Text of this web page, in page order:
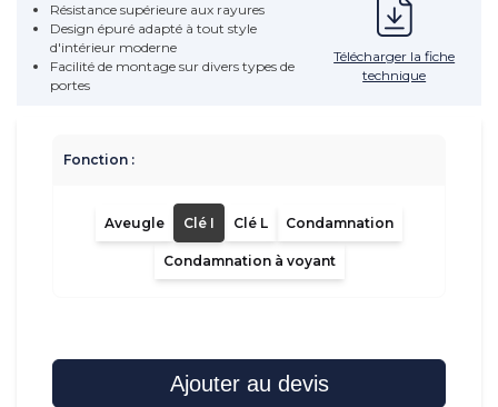
Résistance supérieure aux rayures
Design épuré adapté à tout style
d'intérieur moderne
Facilité de montage sur divers types de
portes
Télécharger la fiche
technique
Fonction :
Aveugle Clé I Clé L Condamnation
Condamnation à voyant
Ajouter au devis